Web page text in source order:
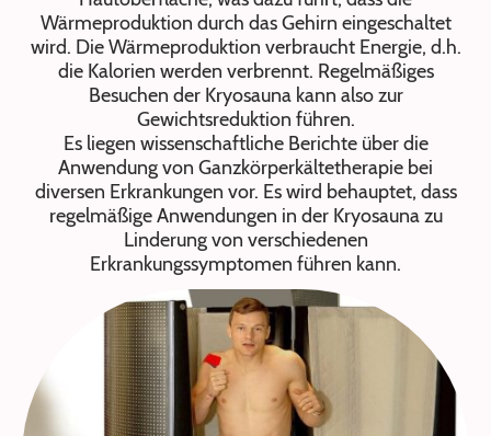
Wärmeproduktion durch das Gehirn eingeschaltet
wird. Die Wärmeproduktion verbraucht Energie, d.h.
die Kalorien werden verbrennt. Regelmäßiges
Besuchen der Kryosauna kann also zur
Gewichtsreduktion führen.
Es liegen wissenschaftliche Berichte über die
Anwendung von Ganzkörperkältetherapie bei
diversen Erkrankungen vor. Es wird behauptet, dass
regelmäßige Anwendungen in der Kryosauna zu
Linderung von verschiedenen
Erkrankungssymptomen führen kann.